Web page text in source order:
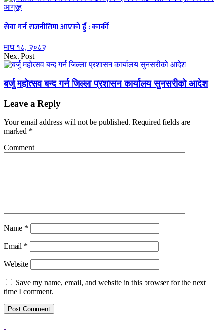
सेवा गर्न राजनीतिमा आएको हुँ : कार्की
माघ १८, २०८२
Next Post
बर्जु महोत्सव बन्द गर्न जिल्ला प्रशासन कार्यालय सुनसरीको आदेश
Leave a Reply
Your email address will not be published. Required fields are
marked *
Comment
Name *
Email *
Website
Save my name, email, and website in this browser for the next
time I comment.